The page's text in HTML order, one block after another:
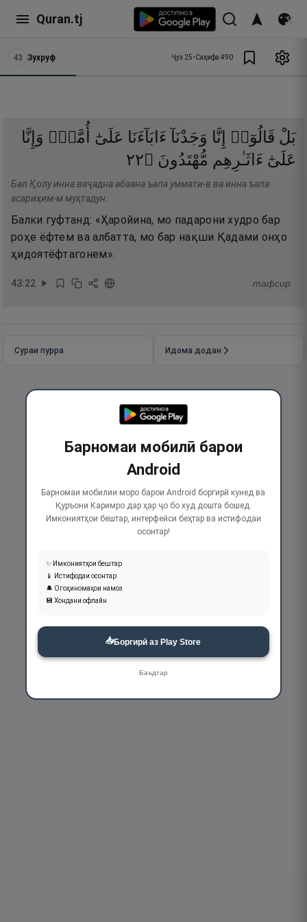
Quran.tj
43 Зухруф Ҷуз 25•Саҳифа 490
بَلْ قَالُوٓا۟ إِنَّا وَجَدْنَآ ءَابَآءَنَا عَلَىٰٓ أُمَّةٍۢ وَإِنَّا
عَلَىٰٓ ءَاثَـٰرِهِم مُّهْتَدُونَ ۝٢٢
Бал Қолу инна ваҷадна абаана ъала уммати-в ва инна ъала
асариҳим-м муҳтадун.
Балки гуфтанд: «Ҳаройина, мо падарони худро бар
роҳе ёфтем ва албатта, мо бар нақши Қадами онҳо
ҳидоятёфтагонем».
43:22 тафсир
Сураи пурра Идома додан
Барномаи мобилӣ барои
Android
Барномаи мобилии моро барои Android боргирӣ кунед ва
Қуръони Каримро дар ҳар ҷо бо худ дошта бошед.
Имкониятҳои бештар, интерфейси беҳтар ва истифодаи
осонтар!
✨ Имкониятҳои бештар
📱 Истифодаи осонтар
🔔 Огоҳиномаҳои намоз
💾 Хондани офлайн
📥Боргирӣ аз Play Store
Баъдтар